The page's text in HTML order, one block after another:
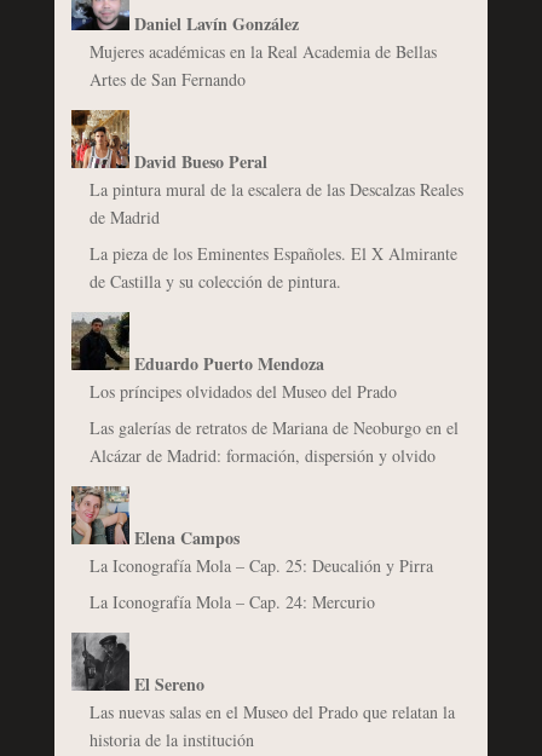
Daniel Lavín González
Mujeres académicas en la Real Academia de Bellas
Artes de San Fernando
David Bueso Peral
La pintura mural de la escalera de las Descalzas Reales
de Madrid
La pieza de los Eminentes Españoles. El X Almirante
de Castilla y su colección de pintura.
Eduardo Puerto Mendoza
Los príncipes olvidados del Museo del Prado
Las galerías de retratos de Mariana de Neoburgo en el
Alcázar de Madrid: formación, dispersión y olvido
Elena Campos
La Iconografía Mola – Cap. 25: Deucalión y Pirra
La Iconografía Mola – Cap. 24: Mercurio
El Sereno
Las nuevas salas en el Museo del Prado que relatan la
historia de la institución